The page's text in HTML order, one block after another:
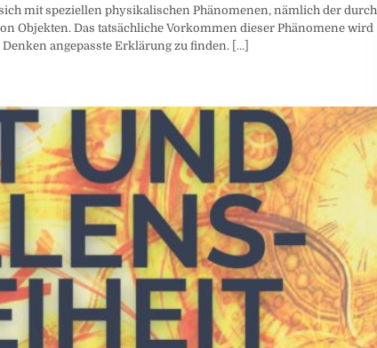
mit speziellen physikalischen Phänomenen, nämlich der durch
Objekten. Das tatsächliche Vorkommen dieser Phänomene wird
angepasste Erklärung zu finden. [...]